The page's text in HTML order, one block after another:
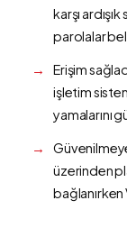
karşı
parolalar
Erişim
işletim
yamalarını
üzerinden
bağlanırken